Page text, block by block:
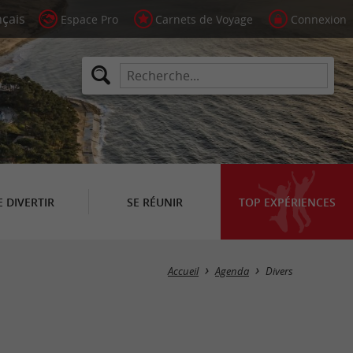
Espace Pro Carnets de Voyage Connexion
DIVERTIR SE RÉUNIR TOP EXPÉRIENCES
Masquer la carte
Accueil Agenda Divers